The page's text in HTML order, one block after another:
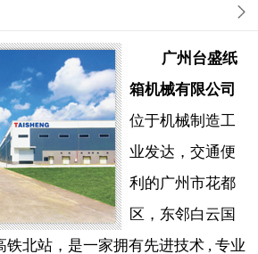
广州台盛纸
箱机械有限公司
位于机械制造工
业发达，交通便
利的广州市花都
区，东邻白云国
铁北站，是一家拥有先进技术 , 专业